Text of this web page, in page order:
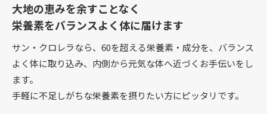
大地の恵みを余すことなく
栄養素をバランスよく体に届けます
サン・クロレラなら、60を超える栄養素・成分を、バランス
よく体に取り込み、内側から元気な体へ近づくお手伝いをし
ます。
手軽に不足しがちな栄養素を摂りたい方にピッタリです。